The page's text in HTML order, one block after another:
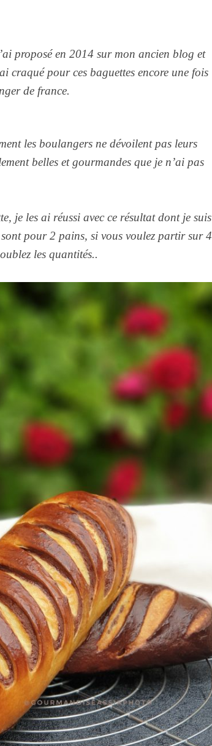
proposé en 2014 sur mon ancien blog et
craqué pour ces baguettes encore une fois
de france.
les boulangers ne dévoilent pas leurs
belles et gourmandes que je n’ai pas
je les ai réussi avec ce résultat dont je suis
pour 2 pains, si vous voulez partir sur 4
les quantités..